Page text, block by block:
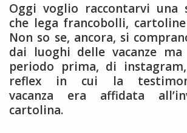
Oggi voglio raccontarvi una
che lega francobolli, cartoline
Non so se, ancora, si
dai luoghi delle vacanze ma
periodo prima, di
reflex in cui la
vacanza era affidata
cartolina.